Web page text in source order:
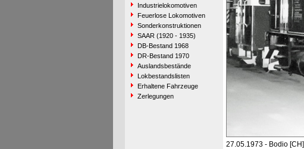
Industrielokomotiven
Feuerlose Lokomotiven
Sonderkonstruktionen
SAAR (1920 - 1935)
DB-Bestand 1968
DR-Bestand 1970
Auslandsbestände
Lokbestandslisten
Erhaltene Fahrzeuge
Zerlegungen
27.05.1973 - Bodio [CH]